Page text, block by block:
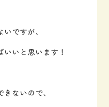
ですが、
いと思います！
ないので、